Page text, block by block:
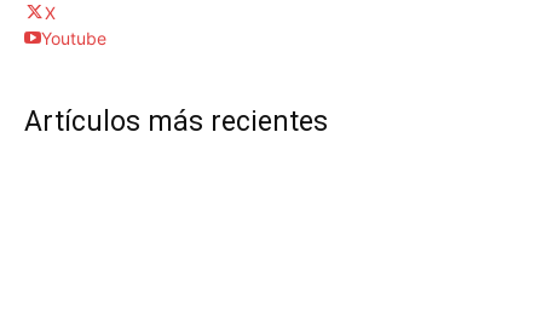
X
Youtube
Artículos más recientes